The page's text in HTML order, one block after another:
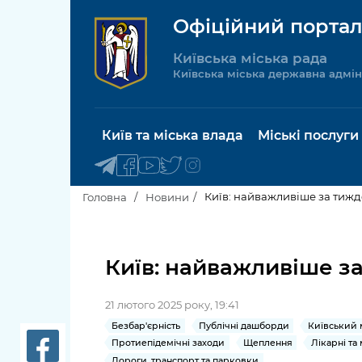
Офіційний
Київська міська рада
Київська міська державна
Київ та міська влада
Київська міська рада
Про Київ
Керівництво КМДА
Міські послуги
послуги
Паспорт,
Головна Новини Київ: найважливіше за
Київ: найважливіше
21 лютого 2025 року, 19:41
Безбар'єрність Публічні дашборди Київський
Протиепідемічні заходи
Щеплення Лікарні